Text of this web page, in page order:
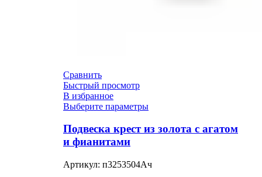
Сравнить
Быстрый просмотр
В избранное
Выберите параметры
Подвеска крест из золота с агатом
и фианитами
Артикул: п3253504Ач